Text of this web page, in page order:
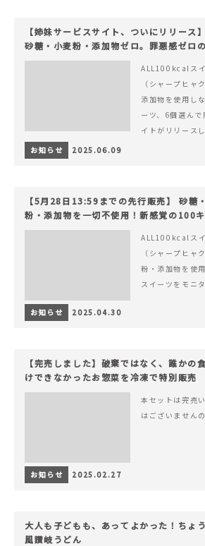
【姉妹サービスサイト、ついにリリース
砂糖・小麦粉・添加物ゼロ。罪悪感ゼロ
ツ”『#100（シャープ100）』
ALL100kcalス
（シャープヒャ
添加物を使用し
ーツ、6個選ん
イトがリリース
お知らせ
2025.06.09
【5月28日13:59までの先行販売】 砂糖
粉・添加物を一切不使用！新感覚の100
ツでヘルシーライフを。
ALL100kcalス
（シャープヒャ
粉・添加物を使
スイーツをモニ
お知らせ 2025.04.30
【完売しました】破棄ではなく、誰かの
けできなかったお惣菜を冷凍で特別販売
本セットは完売
はございません
お知らせ 2025.02.27
大人も子どもも、あってよかった！ちょ
風讃岐うどん